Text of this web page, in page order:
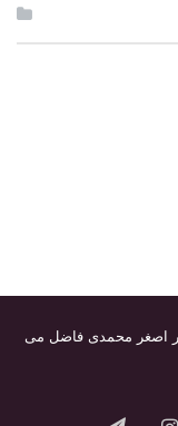
اصغر محمدی فاضل می